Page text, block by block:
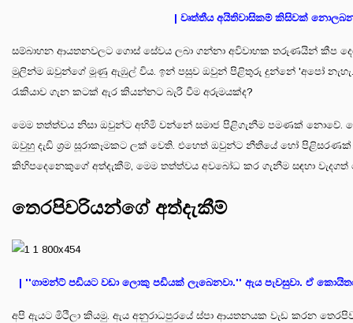
| වෘත්තීය අයිතිවාසිකම් කිසිවක් නොලබන
සම්බාහන ආයතනවලට ගොස් සේවය ලබා ගන්නා අවිවාහක තරුණයින් කීප
මුලින්ම ඔවුන්ගේ මූණු ඇඹුල් විය. ඉන් පසුව ඔවුන් පිළිතුරු දුන්නේ 'අපෝ
රැකියාව ගැන කටක් ඇර කියන්නට බැරි වීම අරුමයක්ද?
මෙම තත්ත්වය නිසා ඔවුන්ට අහිමි වන්නේ සමාජ පිළිගැනීම පමණක් නොවේ.
ඔවුහු දැඩි ශ්‍රම සූරාකෑමකට ලක් වෙති. එහෙත් ඔවුන්ට නීතියේ හෝ
කිහිපදෙනෙකුගේ අත්දැකීම්, මෙම තත්ත්වය අවබෝධ කර ගැනීම සඳහා වැදගත්
තෙරපිවරියන්ගේ අත්දැකීම්
| ''ගාමන්ට් පඩියට වඩා ලොකු පඩියක් ලැබෙනවා.'' ඇය පැවසුවා. ඒ
අපි ඇයට මිථිලා කියමු. ඇය අනුරාධපුරයේ ස්පා ආයතනයක වැඩ කරන